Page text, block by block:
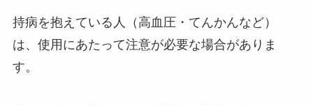
持病を抱えている人（高血圧・てんかんなど）
は、使用にあたって注意が必要な場合がありま
す。